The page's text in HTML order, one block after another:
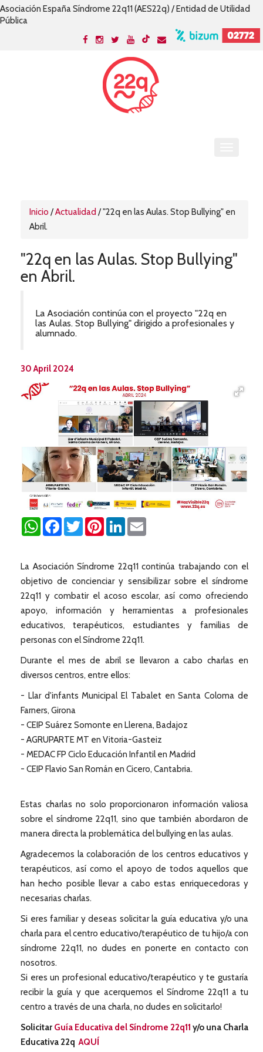
Asociación España Síndrome 22q11 (AES22q) / Entidad de Utilidad
Pública
Inicio /Actualidad /"22q en las Aulas. Stop Bullying" en
Abril.
"22q en las Aulas. Stop Bullying"
en Abril.
La Asociación continúa con el proyecto "22q en
las Aulas. Stop Bullying" dirigido a profesionales y
alumnado.
30 April 2024
WhatsAppFacebookTwitterPinterestLinkedIn
La Asociación Síndrome 22q11 continúa trabajando con el
objetivo de concienciar y sensibilizar sobre el síndrome
22q11 y combatir el acoso escolar, así como ofreciendo
apoyo, información y herramientas a profesionales
educativos, terapéuticos, estudiantes y familias de
personas con el Síndrome 22q11.
Durante el mes de abril se llevaron a cabo charlas en
diversos centros, entre ellos:
- Llar d'infants Municipal El Tabalet en Santa Coloma de
Farners, Girona
- CEIP Suárez Somonte en Llerena, Badajoz
- AGRUPARTE MT en Vitoria-Gasteiz
- MEDAC FP Ciclo Educación Infantil en Madrid
- CEIP Flavio San Román en Cicero, Cantabria.
Estas charlas no solo proporcionaron información valiosa
sobre el síndrome 22q11, sino que también abordaron de
manera directa la problemática del bullying en las aulas.
Agradecemos la colaboración de los centros educativos y
terapéuticos, así como el apoyo de todos aquellos que
han hecho posible llevar a cabo estas enriquecedoras y
necesarias charlas.
Si eres familiar y deseas solicitar la guía educativa y/o una
charla para el centro educativo/terapéutico de tu hijo/a con
síndrome 22q11, no dudes en ponerte en contacto con
nosotros.
Si eres un profesional educativo/terapéutico y te gustaría
recibir la guía y que acerquemos el Síndrome 22q11 a tu
centro a través de una charla, no dudes en solicitarlo!
Solicitar Guía Educativa del Síndrome 22q11 y/o una Charla
Educativa 22q AQUÍ